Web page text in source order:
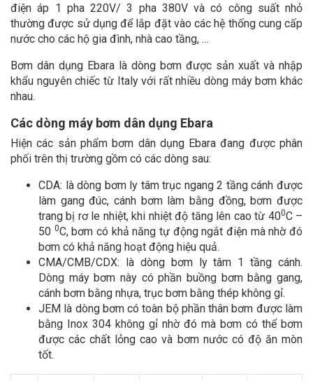
điện áp 1 pha 220V/ 3 pha 380V và có công suất nhỏ
thường được sử dụng để lắp đặt vào các hệ thống cung cấp
nước cho các hộ gia đình, nhà cao tầng, …
Bơm dân dụng Ebara là dòng bơm được sản xuất và nhập
khẩu nguyên chiếc từ Italy với rất nhiều dòng máy bơm khác
nhau.
Các dòng máy bơm dân dụng Ebara
Hiện các sản phẩm bơm dân dụng Ebara đang được phân
phối trên thị trường gồm có các dòng sau:
CDA: là dòng bơm ly tâm trục ngang 2 tầng cánh được
làm gang đúc, cánh bơm làm bằng đồng, bơm được
trang bị rơ le nhiệt, khi nhiệt độ tăng lên cao từ 400C –
50 0C, bơm có khả năng tự động ngắt điện mà nhờ đó
bơm có khả năng hoạt động hiệu quả.
CMA/CMB/CDX: là dòng bơm ly tâm 1 tầng cánh.
Dòng máy bơm này có phần buồng bơm bằng gang,
cánh bơm bằng nhựa, trục bơm bằng thép không gỉ.
JEM là dòng bơm có toàn bộ phần thân bơm được làm
bằng Inox 304 không gỉ nhờ đó mà bơm có thể bơm
được các chất lỏng cao và bơm nước có độ ăn mòn
tốt.